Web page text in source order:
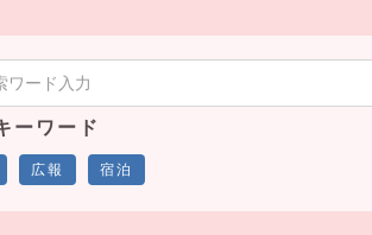
ーワード
広報 宿泊